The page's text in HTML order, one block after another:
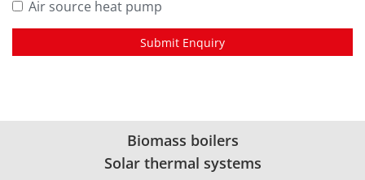
Air source heat pump
Submit Enquiry
Biomass boilers
Solar thermal systems